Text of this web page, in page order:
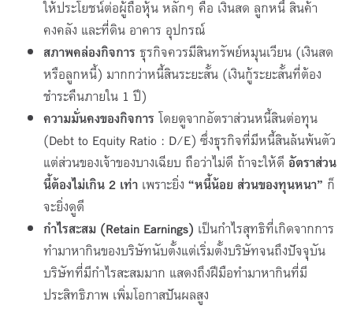
ให้ประโยชน์ต่อผู้ถือหุ้น หลักๆ คือ เงินสด ลูกหนี้ สินค้า
คงคลัง และที่ดิน อาคาร อุปกรณ์
สภาพคล่องกิจการธุรกิจควรมีสินทรัพย์หมุนเวียน (เงินสด
หรือลูกหนี้) มากกว่าหนี้สินระยะสั้น (เงินกู้ระยะสั้นที่ต้อง
ชำระคืนภายใน 1 ปี)
ความมั่นคงของกิจการโดยดูจากอัตราส่วนหนี้สินต่อทุน
(Debt to Equity Ratio : D/E) ซึ่งธุรกิจที่มีหนี้สินล้นพ้นตัว
แต่ส่วนของเจ้าของบางเฉียบ ถือว่าไม่ดี ถ้าจะให้ดี อัตราส่วน
นี้ต้องไม่เกิน 2 เท่า เพราะยิ่ง “หนี้น้อย ส่วนของทุนหนา” ก็
จะยิ่งดูดี
กำไรสะสม (Retain Earnings) เป็นกำไรสุทธิที่เกิดจากการ
ทำมาหากินของบริษัทนับตั้งแต่เริ่มตั้งบริษัทจนถึงปัจจุบัน
บริษัทที่มีกำไรสะสมมาก แสดงถึงฝีมือทำมาหากินที่มี
ประสิทธิภาพ เพิ่มโอกาสปันผลสูง